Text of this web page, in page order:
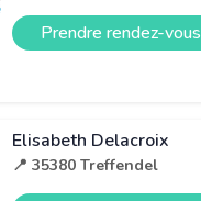
Prendre rendez-vous
Elisabeth Delacroix
📍 35380 Treffendel